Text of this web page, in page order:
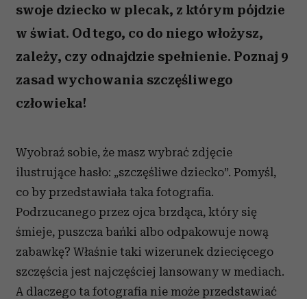
swoje dziecko w plecak, z którym pójdzie
w świat. Od tego, co do niego włożysz,
zależy, czy odnajdzie spełnienie. Poznaj 9
zasad wychowania szczęśliwego
człowieka!
Wyobraź sobie, że masz wybrać zdjęcie
ilustrujące hasło: „szczęśliwe dziecko”. Pomyśl,
co by przedstawiała taka fotografia.
Podrzucanego przez ojca brzdąca, który się
śmieje, puszcza bańki albo odpakowuje nową
zabawkę? Właśnie taki wizerunek dziecięcego
szczęścia jest najczęściej lansowany w mediach.
A dlaczego ta fotografia nie może przedstawiać